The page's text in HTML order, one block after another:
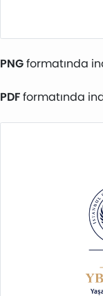
PNGformatında
PDFformatında